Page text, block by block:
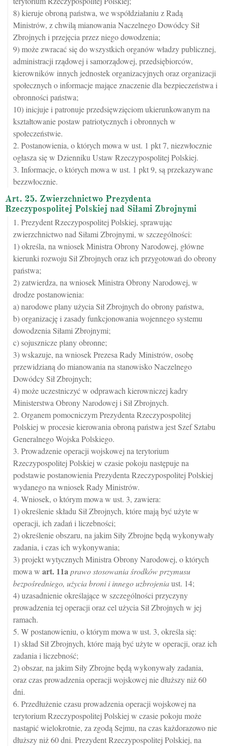
8) kieruje obroną państwa, we współdziałaniu z Radą
Ministrów, z chwilą mianowania Naczelnego Dowódcy Sił
Zbrojnych i przejęcia przez niego dowodzenia;
9) może zwracać się do wszystkich organów władzy publicznej,
administracji rządowej i samorządowej, przedsiębiorców,
kierowników innych jednostek organizacyjnych oraz organizacji
społecznych o informacje mające znaczenie dla bezpieczeństwa i
obronności państwa;
10) inicjuje i patronuje przedsięwzięciom ukierunkowanym na
kształtowanie postaw patriotycznych i obronnych w
społeczeństwie.
2. Postanowienia, o których mowa w ust. 1 pkt 7, niezwłocznie
ogłasza się w Dzienniku Ustaw Rzeczypospolitej Polskiej.
3. Informacje, o których mowa w ust. 1 pkt 9, są przekazywane
bezzwłocznie.
Art. 25. Zwierzchnictwo Prezydenta
Rzeczypospolitej Polskiej nad Siłami Zbrojnymi
1. Prezydent Rzeczypospolitej Polskiej, sprawując
zwierzchnictwo nad Siłami Zbrojnymi, w szczególności:
1) określa, na wniosek Ministra Obrony Narodowej, główne
kierunki rozwoju Sił Zbrojnych oraz ich przygotowań do obrony
państwa;
2) zatwierdza, na wniosek Ministra Obrony Narodowej, w
drodze postanowienia:
a) narodowe plany użycia Sił Zbrojnych do obrony państwa,
b) organizację i zasady funkcjonowania wojennego systemu
dowodzenia Siłami Zbrojnymi;
c) sojusznicze plany obronne;
3) wskazuje, na wniosek Prezesa Rady Ministrów, osobę
przewidzianą do mianowania na stanowisko Naczelnego
Dowódcy Sił Zbrojnych;
4) może uczestniczyć w odprawach kierowniczej kadry
Ministerstwa Obrony Narodowej i Sił Zbrojnych.
2. Organem pomocniczym Prezydenta Rzeczypospolitej
Polskiej w procesie kierowania obroną państwa jest Szef Sztabu
Generalnego Wojska Polskiego.
3. Prowadzenie operacji wojskowej na terytorium
Rzeczypospolitej Polskiej w czasie pokoju następuje na
podstawie postanowienia Prezydenta Rzeczypospolitej Polskiej
wydanego na wniosek Rady Ministrów.
4. Wniosek, o którym mowa w ust. 3, zawiera:
1) określenie składu Sił Zbrojnych, które mają być użyte w
operacji, ich zadań i liczebności;
2) określenie obszaru, na jakim Siły Zbrojne będą wykonywały
zadania, i czas ich wykonywania;
3) projekt wytycznych Ministra Obrony Narodowej, o których
mowa w art. 11aprawo stosowania środków przymusu
bezpośredniego, użycia broni i innego uzbrojeniaust. 14;
4) uzasadnienie określające w szczególności przyczyny
prowadzenia tej operacji oraz cel użycia Sił Zbrojnych w jej
ramach.
5. W postanowieniu, o którym mowa w ust. 3, określa się:
1) skład Sił Zbrojnych, które mają być użyte w operacji, oraz ich
zadania i liczebność;
2) obszar, na jakim Siły Zbrojne będą wykonywały zadania,
oraz czas prowadzenia operacji wojskowej nie dłuższy niż 60
dni.
6. Przedłużenie czasu prowadzenia operacji wojskowej na
terytorium Rzeczypospolitej Polskiej w czasie pokoju może
nastąpić wielokrotnie, za zgodą Sejmu, na czas każdorazowo nie
dłuższy niż 60 dni. Prezydent Rzeczypospolitej Polskiej, na